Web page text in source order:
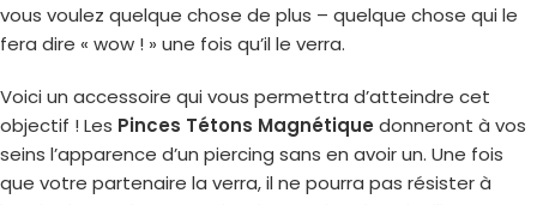
vous voulez quelque chose de plus – quelque chose qui le
fera dire « wow ! » une fois qu’il le verra.
Voici un accessoire qui vous permettra d’atteindre cet
objectif ! Les Pinces Tétons Magnétique donneront à vos
seins l’apparence d’un piercing sans en avoir un. Une fois
que votre partenaire la verra, il ne pourra pas résister à